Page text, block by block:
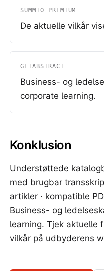
SUMMIO PREMIUM
De aktuelle vilkår
GETABSTRACT
Business- og
corporate learning.
Konklusion
Understøttede
med brugbar
artikler · kompatible
Business- og
learning. Tjek aktuelle
vilkår på udbyderens